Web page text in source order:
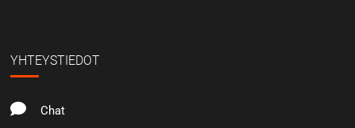
YHTEYSTIEDOT
Chat